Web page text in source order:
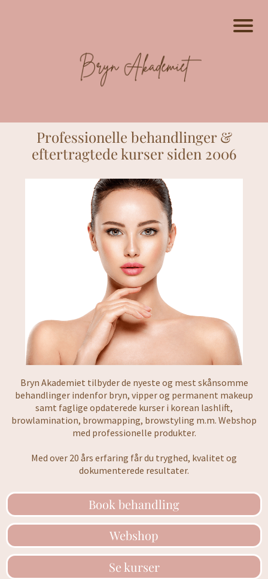
Professionelle behandlinger &
eftertragtede kurser siden 2006
Bryn Akademiet tilbyder de nyeste og mest skånsomme
behandlinger indenfor bryn, vipper og permanent makeup
samt faglige opdaterede kurser i korean lashlift,
browlamination, browmapping, browstyling m.m. Webshop
med professionelle produkter.
Med over 20 års erfaring får du tryghed, kvalitet og
dokumenterede resultater.
Book behandling
Webshop
Se kurser